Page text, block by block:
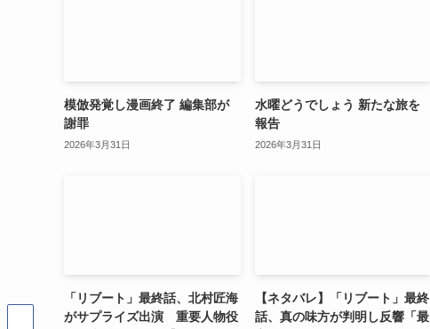
模倣発覚し漫画終了 編集部が
謝罪
2026年3月31日
水曜どうでしょう 新たな旅を
報告
2026年3月31日
「リブート」最終話、北村匠海
がサプライズ出演 重要人物役
【ネタバレ】「リブート」最終
話、真の味方が判明し反響「最